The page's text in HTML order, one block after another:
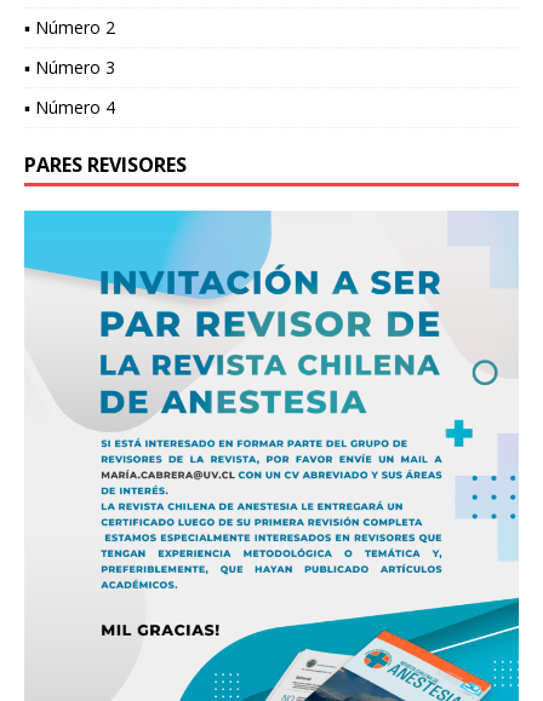
▪ Número 2
▪ Número 3
▪ Número 4
PARES REVISORES